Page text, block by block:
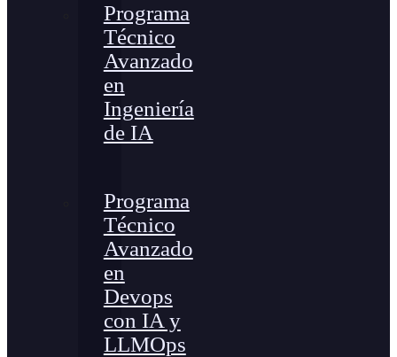
Programa
Técnico
Avanzado
en
Ingeniería
de IA
Programa
Técnico
Avanzado
en
Devops
con IA y
LLMOps